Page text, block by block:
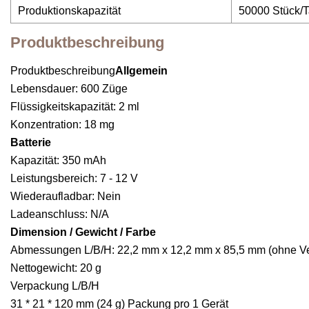
Produktionskapazität 50000 Stück/
Produktbeschreibung
ProduktbeschreibungAllgemein
Lebensdauer: 600 Züge
Flüssigkeitskapazität: 2 ml
Konzentration: 18 mg
Batterie
Kapazität: 350 mAh
Leistungsbereich: 7 - 12 V
Wiederaufladbar: Nein
Ladeanschluss: N/A
Dimension / Gewicht / Farbe
Abmessungen L/B/H: 22,2 mm x 12,2 mm x 85,5 mm (ohne
Nettogewicht: 20 g
Verpackung L/B/H
31 * 21 * 120 mm (24 g) Packung pro 1 Gerät